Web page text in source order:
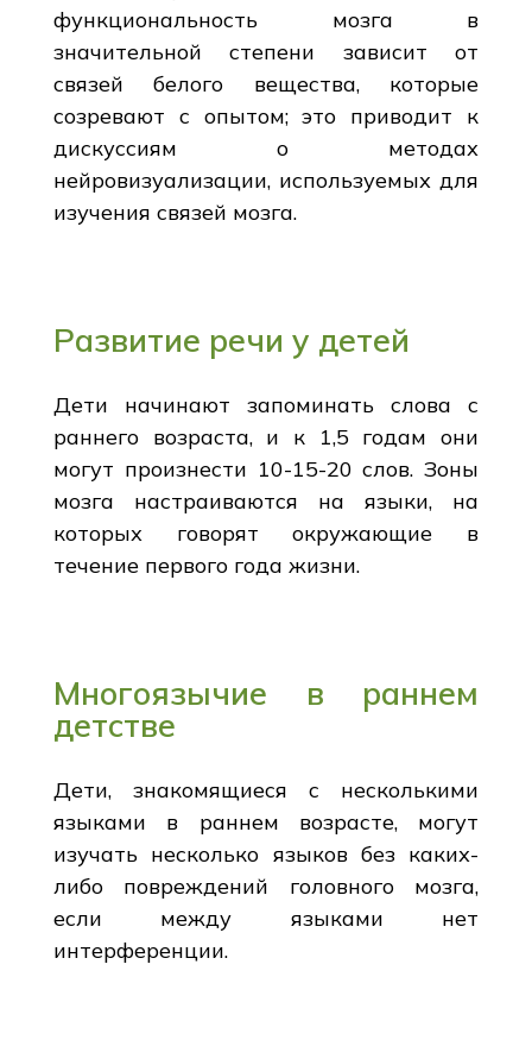
функциональность мозга в
значительной степени зависит от
связей белого вещества, которые
созревают с опытом; это приводит к
дискуссиям о методах
нейровизуализации, используемых для
изучения связей мозга.
Развитие речи у детей
Дети начинают запоминать слова с
раннего возраста, и к 1,5 годам они
могут произнести 10-15-20 слов. Зоны
мозга настраиваются на языки, на
которых говорят окружающие в
течение первого года жизни.
Многоязычие в раннем
детстве
Дети, знакомящиеся с несколькими
языками в раннем возрасте, могут
изучать несколько языков без каких-
либо повреждений головного мозга,
если между языками нет
интерференции.